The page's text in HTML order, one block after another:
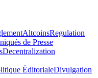
AltcoinsRegulation
de Presse
Decentralization
ÉditorialeDivulgation